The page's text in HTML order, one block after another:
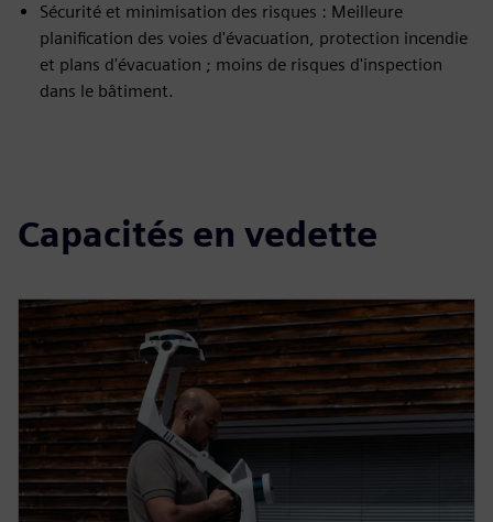
Sécurité et minimisation des risques : Meilleure
planification des voies d'évacuation, protection incendie
et plans d'évacuation ; moins de risques d'inspection
dans le bâtiment.
Capacités en vedette